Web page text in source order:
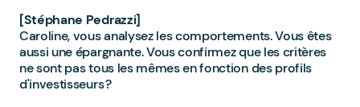
[Stéphane Pedrazzi]
Caroline, vous analysez les comportements. Vous êtes
aussi une épargnante. Vous confirmez que les critères
ne sont pas tous les mêmes en fonction des profils
d'investisseurs ?